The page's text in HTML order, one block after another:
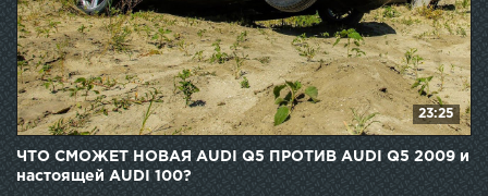
23:25
ЧТО СМОЖЕТ НОВАЯ AUDI Q5 ПРОТИВ AUDI Q5 2009 и
настоящей AUDI 100?